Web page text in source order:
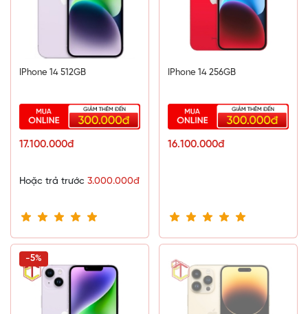
IPhone 14 512GB
17.100.000đ
Hoặc trả trước 3.000.000đ
IPhone 14 256GB
16.100.000đ
-5%